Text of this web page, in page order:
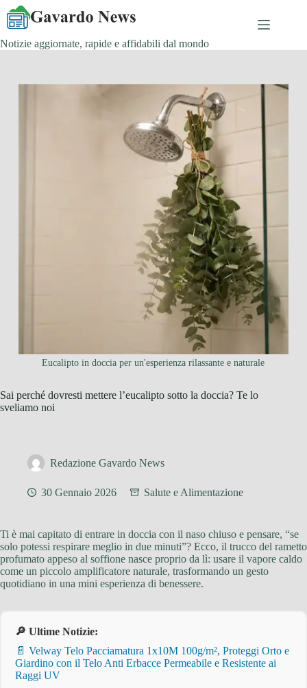
Salta
contenuto
Notizie aggiornate, rapide e affidabili dal mondo
Eucalipto in doccia per un'esperienza rilassante e naturale
Sai perché dovresti mettere l’eucalipto sotto la doccia? Te lo
sveliamo noi
Redazione Gavardo News
30 Gennaio 2026 Salute e Alimentazione
Ti è mai capitato di entrare in doccia con il naso chiuso e pensare, “se
solo potessi respirare meglio in due minuti”? Ecco, il trucco del rametto
profumato appeso al soffione nasce proprio da lì: usare il vapore caldo
come un piccolo amplificatore naturale, trasformando un gesto
quotidiano in una mini esperienza di benessere.
🔎 Ultime Notizie:
📄 Velway Telo Pacciamatura 1x10M 100g/m², Proteggi Orto e
Giardino con il Telo Anti Erbacce Permeabile e Resistente ai
Raggi UV